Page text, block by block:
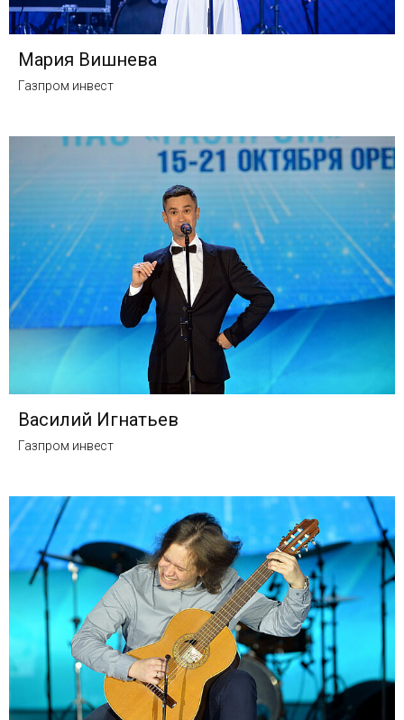
Мария Вишнева
Газпром инвест
Василий Игнатьев
Газпром инвест